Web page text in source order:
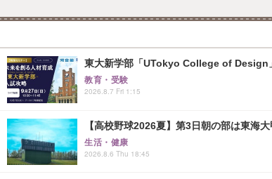
東大新学部「UTokyo College of Design
教育・受験
2026.8.7 Fri 1:15
【高校野球2026夏】第3日朝の部は東海
生活・健康
2026.8.6 Thu 18:45